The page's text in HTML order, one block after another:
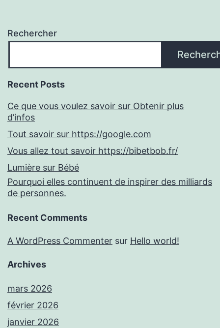
Rechercher
Recent Posts
Ce que vous voulez savoir sur Obtenir plus
d’infos
Tout savoir sur https://google.com
Vous allez tout savoir https://bibetbob.fr/
Lumière sur Bébé
Pourquoi elles continuent de inspirer des milliards
de personnes.
Recent Comments
A WordPress Commenter sur Hello world!
Archives
mars 2026
février 2026
janvier 2026